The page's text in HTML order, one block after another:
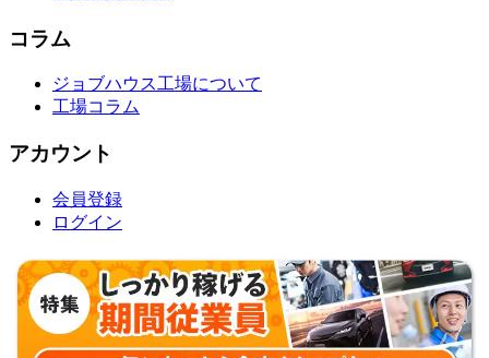
コラム
ジョブハウス工場について
工場コラム
アカウント
会員登録
ログイン